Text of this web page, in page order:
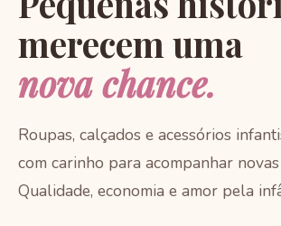
merecem uma
nova chance.
Roupas, calçados e acessórios
com carinho para acompanhar
Qualidade, economia e amor pela